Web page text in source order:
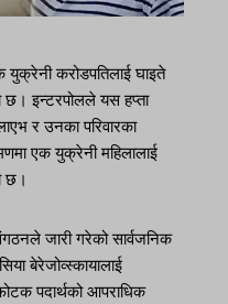
युक्रेनी करोडपतिलाई घाइते
छ। इन्टरपोलले यस हप्ता
र उनका परिवारका
एक युक्रेनी महिलालाई
छ।
जारी गरेको सार्वजनिक
बेरेजोव्स्कायालाई
पदार्थको आपराधिक